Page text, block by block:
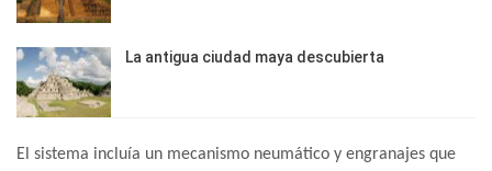
La antigua ciudad maya descubierta
El sistema incluía un mecanismo neumático y engranajes que